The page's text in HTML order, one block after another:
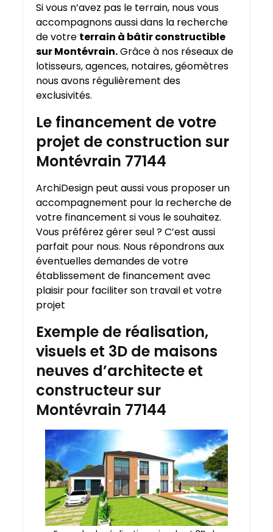
Si vous n’avez pas le terrain, nous vous
accompagnons aussi dans la recherche
de votre terrain à bâtir constructible
sur Montévrain.Grâce à nos réseaux de
lotisseurs, agences, notaires, géomètres
nous avons régulièrement des
exclusivités.
Le financement de votre
projet de construction sur
Montévrain 77144
ArchiDesign peut aussi vous proposer un
accompagnement pour la recherche de
votre financement si vous le souhaitez.
Vous préférez gérer seul ? C’est aussi
parfait pour nous. Nous répondrons aux
éventuelles demandes de votre
établissement de financement avec
plaisir pour faciliter son travail et votre
projet
Exemple de réalisation,
visuels et 3D de maisons
neuves d’architecte et
constructeur sur
Montévrain 77144